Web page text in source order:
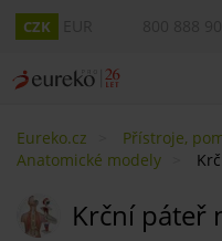
CZK
Eureko.cz
Přístroje,
Anatomické modely
Krční páteř